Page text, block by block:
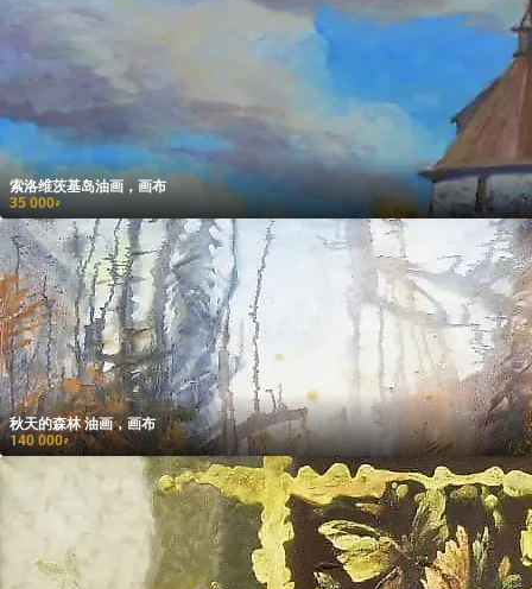
索洛维茨基岛油画，画布
35 000₽
秋天的森林 油画，画布
140 000₽